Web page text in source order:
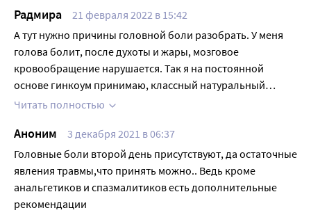
Радмира
21 февраля 2022 в 15:42
А тут нужно причины головной боли разобрать. У меня
голова болит, после духоты и жары, мозговое
кровообращение нарушается. Так я на постоянной
основе гинкоум принимаю, классный натуральный
препарат. Снабжает мозг кислородом, улучшает память,
Читать полностью
Аноним
3 декабря 2021 в 06:37
Головные боли второй день присутствуют, да остаточные
явления травмы,что принять можно.. Ведь кроме
анальгетиков и спазмалитиков есть дополнительные
рекомендации